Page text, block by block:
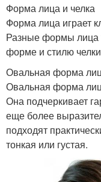
Форма лица и челка
Форма лица играет
Разные формы лица
форме и стилю
Овальная форма
Овальная форма
Она подчеркивает
еще более
подходят
тонкая или густая.